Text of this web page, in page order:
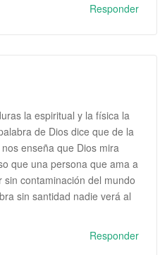
Responder
la espiritual y la física la
de Dios dice que de la
enseña que Dios mira
que una persona que ama a
contaminación del mundo
sin santidad nadie verá al
Responder